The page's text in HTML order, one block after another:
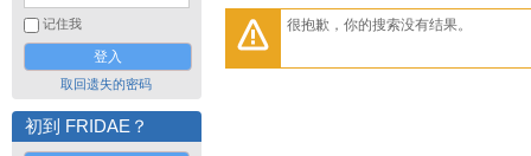
记住我
取回遗失的密码
初到 FRIDAE？
很抱歉，你的搜索没有结果。